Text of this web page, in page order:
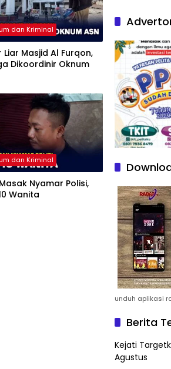
dan Kriminal
Liar Masjid Al Furqon,
Dikoordinir Oknum
dan Kriminal
Nyamar Polisi,
Wanita
unduh aplikasi
Berita
Kejati
Agustus